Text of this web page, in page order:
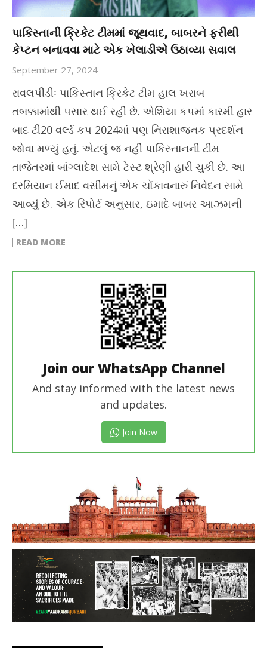
પાકિસ્તાની ક્રિકેટ ટીમમાં જૂથવાદ, બાબરને ફરીથી
કેપ્ટન બનાવવા માટે એક ખેલાડીએ ઉઠાવ્યા સવાલ
September 27, 2024
રાવલપીંડીઃ પાકિસ્તાન ક્રિકેટ ટીમ હાલ ખરાબ
તબક્કામાંથી પસાર થઈ રહી છે. એશિયા કપમાં કારમી હાર
બાદ ટી20 વર્લ્ડ કપ 2024માં પણ નિરાશાજનક પ્રદર્શન
જોવા મળ્યું હતું. એટલું જ નહીં પાકિસ્તાનની ટીમ
તાજેતરમાં બાંગ્લાદેશ સામે ટેસ્ટ શ્રેણી હારી ચુકી છે. આ
દરમિયાન ઈમાદ વસીમનું એક ચોંકાવનારું નિવેદન સામે
આવ્યું છે. એક રિપોર્ટ અનુસાર, ઇમાદે બાબર આઝમની
[…]
READ MORE
Join our WhatsApp Channel
And stay informed with the latest news
and updates.
Join Now